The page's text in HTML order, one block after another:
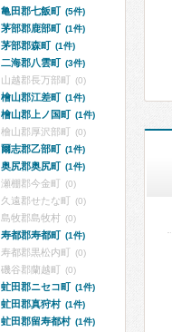
亀田郡七飯町 (5件)
茅部郡鹿部町 (1件)
茅部郡森町 (1件)
二海郡八雲町 (3件)
山越郡長万部町 (0)
檜山郡江差町 (1件)
檜山郡上ノ国町 (1件)
檜山郡厚沢部町 (0)
爾志郡乙部町 (1件)
奥尻郡奥尻町 (1件)
瀬棚郡今金町 (0)
久遠郡せたな町 (0)
島牧郡島牧村 (0)
寿都郡寿都町 (1件)
寿都郡黒松内町 (0)
磯谷郡蘭越町 (0)
虻田郡ニセコ町 (1件)
虻田郡真狩村 (1件)
虻田郡留寿都村 (1件)